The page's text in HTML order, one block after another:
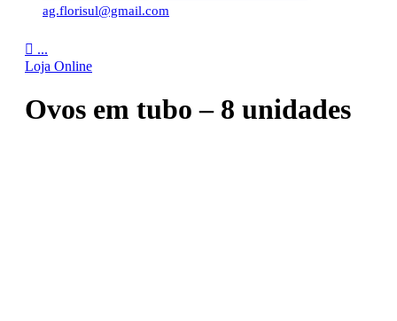
ag.florisul@gmail.com
 ...
Loja Online
Ovos em tubo – 8 unidades